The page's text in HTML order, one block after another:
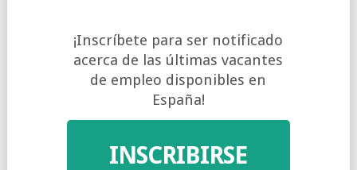
¡Inscríbete para ser notificado
acerca de las últimas vacantes
de empleo disponibles en
España!
INSCRIBIRSE